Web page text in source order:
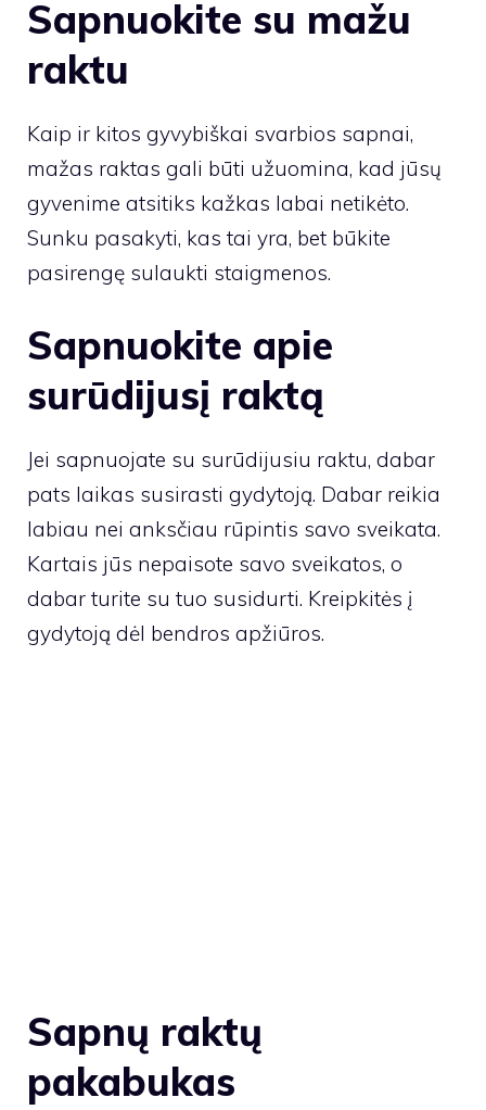
Sapnuokite su mažu
raktu
Kaip ir kitos gyvybiškai svarbios sapnai,
mažas raktas gali būti užuomina, kad jūsų
gyvenime atsitiks kažkas labai netikėto.
Sunku pasakyti, kas tai yra, bet būkite
pasirengę sulaukti staigmenos.
Sapnuokite apie
surūdijusį raktą
Jei sapnuojate su surūdijusiu raktu, dabar
pats laikas susirasti gydytoją. Dabar reikia
labiau nei anksčiau rūpintis savo sveikata.
Kartais jūs nepaisote savo sveikatos, o
dabar turite su tuo susidurti. Kreipkitės į
gydytoją dėl bendros apžiūros.
Sapnų raktų
pakabukas